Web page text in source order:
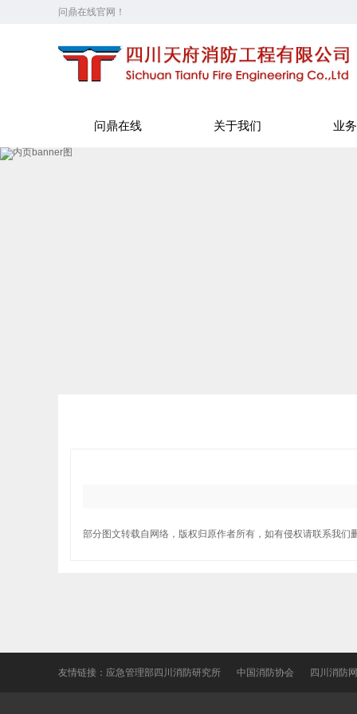
问鼎在线官网！
问鼎在线 关于我们 业
部分图文转载自网络，版权归原作者所有，如有侵权请联系我
友情链接： 应急管理部四川消防研究所 中国消防协会 四川消防网